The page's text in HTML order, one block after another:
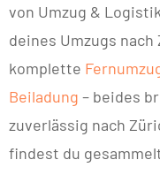
von Umzug &
deines Umzugs
komplette
Beiladung – beides
zuverlässig nach
findest du